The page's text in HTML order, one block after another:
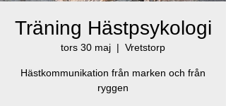
Träning Hästpsykologi
tors 30 maj
  |
Vretstorp
Hästkommunikation från marken och från
ryggen